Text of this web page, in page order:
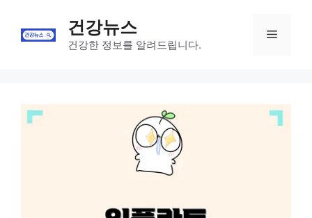
content
건강뉴스
건강한 정보를 알려드립니다.
Menu